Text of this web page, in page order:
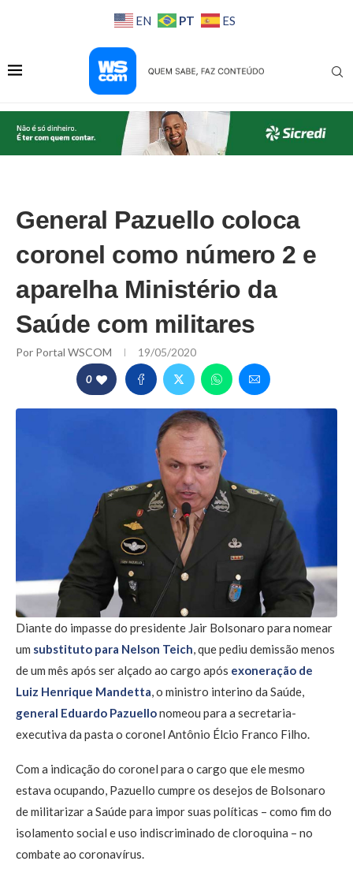
EN PT ES
General Pazuello coloca
coronel como número 2 e
aparelha Ministério da
Saúde com militares
Por Portal WSCOM 19/05/2020
0
Diante do impasse do presidente Jair Bolsonaro para nomear
um substituto para Nelson Teich, que pediu demissão menos
de um mês após ser alçado ao cargo após exoneração de
Luiz Henrique Mandetta, o ministro interino da Saúde,
general Eduardo Pazuellonomeou para a secretaria-
executiva da pasta o coronel Antônio Élcio Franco Filho.
Com a indicação do coronel para o cargo que ele mesmo
estava ocupando, Pazuello cumpre os desejos de Bolsonaro
de militarizar a Saúde para impor suas políticas – como fim do
isolamento social e uso indiscriminado de cloroquina – no
combate ao coronavírus.